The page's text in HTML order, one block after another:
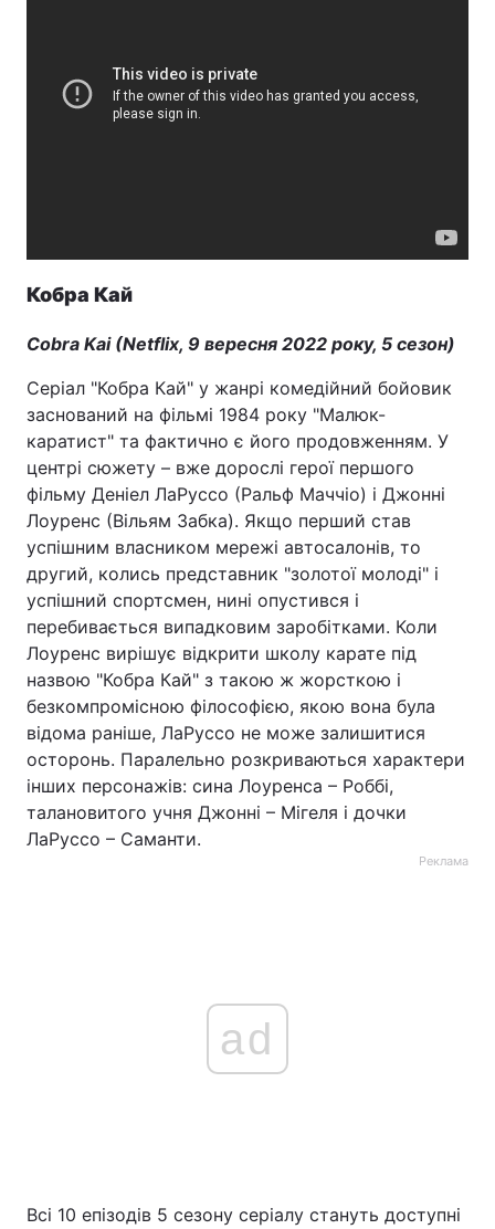
Кобра Кай
Cobra Kai (Netflix, 9 вересня 2022 року, 5 сезон)
Серіал "Кобра Кай" у жанрі комедійний бойовик
заснований на фільмі 1984 року "Малюк-
каратист" та фактично є його продовженням. У
центрі сюжету – вже дорослі герої першого
фільму Деніел ЛаРуссо (Ральф Маччіо) і Джонні
Лоуренс (Вільям Забка). Якщо перший став
успішним власником мережі автосалонів, то
другий, колись представник "золотої молоді" і
успішний спортсмен, нині опустився і
перебивається випадковим заробітками. Коли
Лоуренс вирішує відкрити школу карате під
назвою "Кобра Кай" з такою ж жорсткою і
безкомпромісною філософією, якою вона була
відома раніше, ЛаРуссо не може залишитися
осторонь. Паралельно розкриваються характери
інших персонажів: сина Лоуренса – Роббі,
талановитого учня Джонні – Мігеля і дочки
ЛаРуссо – Саманти.
Реклама
ad
Всі 10 епізодів 5 сезону серіалу стануть доступні